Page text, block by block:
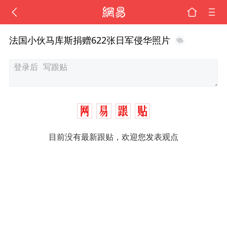
法国小伙马库斯捐赠622张日军侵华照片
目前没有最新跟贴，欢迎您发表观点